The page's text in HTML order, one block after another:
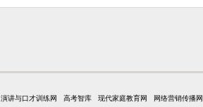
演讲与口才训练网 高考智库 现代家庭教育网 网络营销传播网